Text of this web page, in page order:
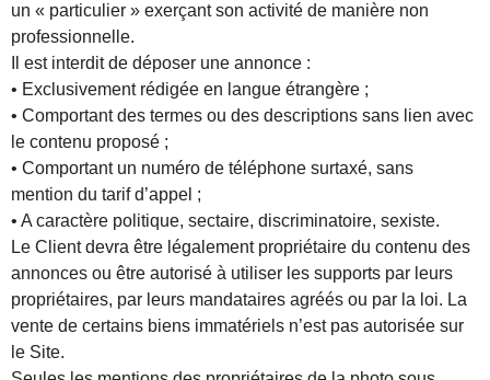
un « particulier » exerçant son activité de manière non
professionnelle.
Il est interdit de déposer une annonce :
• Exclusivement rédigée en langue étrangère ;
• Comportant des termes ou des descriptions sans lien avec
le contenu proposé ;
• Comportant un numéro de téléphone surtaxé, sans
mention du tarif d’appel ;
• A caractère politique, sectaire, discriminatoire, sexiste.
Le Client devra être légalement propriétaire du contenu des
annonces ou être autorisé à utiliser les supports par leurs
propriétaires, par leurs mandataires agréés ou par la loi. La
vente de certains biens immatériels n’est pas autorisée sur
le Site.